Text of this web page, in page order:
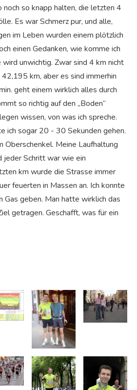
noch so knapp halten, die letzten 4
Es war Schmerz pur, und alle,
im Leben wurden einem plötzlich
einen Gedanken, wie komme ich
unwichtig. Zwar sind 4 km nicht
km, aber es sind immerhin
geht einem wirklich alles durch
so richtig auf den „Boden“
wissen, von was ich spreche.
ich sogar 20 - 30 Sekunden gehen.
Oberschenkel. Meine Laufhaltung
Schritt war wie ein
km wurde die Strasse immer
feuerten in Massen an. Ich konnte
Gas geben. Man hatte wirklich das
getragen. Geschafft, was für ein